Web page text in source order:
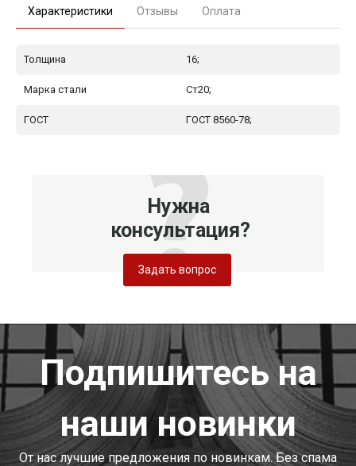
Характеристики Отзывы Оплата
Толщина 16;
Марка стали Ст20;
ГОСТ ГОСТ 8560-78;
Нужна
консультация?
Задать вопрос
Подпишитесь на
наши новинки
От нас лучшие предложения по новинкам. Без спама